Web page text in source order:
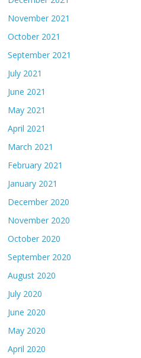
November 2021
October 2021
September 2021
July 2021
June 2021
May 2021
April 2021
March 2021
February 2021
January 2021
December 2020
November 2020
October 2020
September 2020
August 2020
July 2020
June 2020
May 2020
April 2020